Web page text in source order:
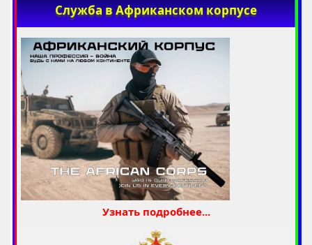
Служба в Африканском корпусе
Узнать подробнее...